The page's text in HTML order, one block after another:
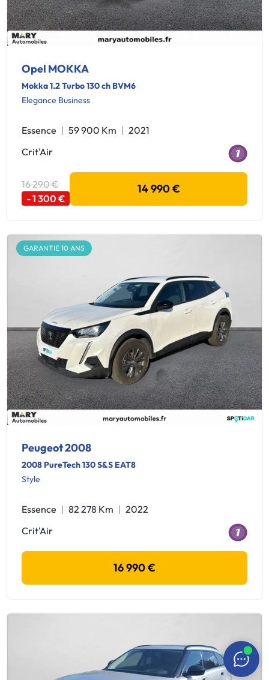
Opel MOKKA
Mokka 1.2 Turbo 130 ch BVM6
Elegance Business
Essence 59 900 Km
2021
Crit'Air
16 290 €
- 1 300 €
14 990 €
GARANTIE 10 ANS
Peugeot 2008
2008 PureTech 130 S&S EAT8
Style
Essence 82 278 Km
2022
Crit'Air
16 990 €